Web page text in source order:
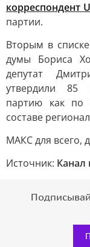
корреспондент
партии.
Вторым в
думы Бориса
депутат
утвердили 85
партию как по
составе
МАКС для всего,
Источник: Канал